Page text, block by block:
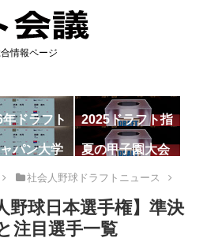
情報ページ
ドラフト
2025ドラフト指
名一覧
パン大学
夏の甲子園大会
社会人野球ドラフトニュース
野球日本選手権】準決
注目選手一覧